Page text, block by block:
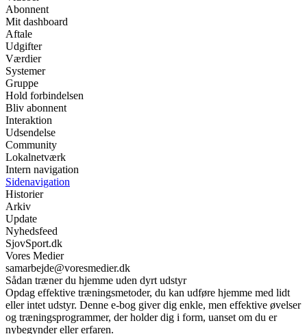
Abonnent
Mit dashboard
Aftale
Udgifter
Værdier
Systemer
Gruppe
Hold forbindelsen
Bliv abonnent
Interaktion
Udsendelse
Community
Lokalnetværk
Intern navigation
Sidenavigation
Historier
Arkiv
Update
Nyhedsfeed
SjovSport.dk
Vores Medier
samarbejde@voresmedier.dk
Sådan træner du hjemme uden dyrt udstyr
Opdag effektive træningsmetoder, du kan udføre hjemme med lidt
eller intet udstyr. Denne e-bog giver dig enkle, men effektive øvelser
og træningsprogrammer, der holder dig i form, uanset om du er
nybegynder eller erfaren.